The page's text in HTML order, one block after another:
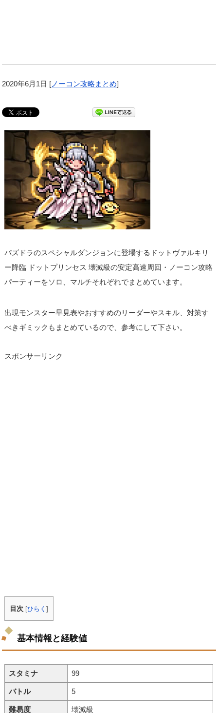
2020年6月1日 [ ノーコン攻略まとめ]
パズドラのスペシャルダンジョンに登場するドットヴァルキリ
ー降臨 ドットプリンセス 壊滅級の安定高速周回・ノーコン攻略
パーティーをソロ、マルチそれぞれでまとめています。
出現モンスター早見表やおすすめのリーダーやスキル、対策す
べきギミックもまとめているので、参考にして下さい。
スポンサーリンク
目次 [ひらく]
基本情報と経験値
スタミナ 99
バトル 5
難易度 壊滅級